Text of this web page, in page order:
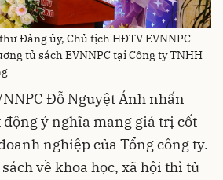
Đảng ủy, Chủ tịch HĐTV EVNNPC
tủ sách EVNNPC tại Công ty TNHH
Đỗ Nguyệt Ánh nhấn
động ý nghĩa mang giá trị cốt
nghiệp của Tổng công ty.
về khoa học, xã hội thì tủ